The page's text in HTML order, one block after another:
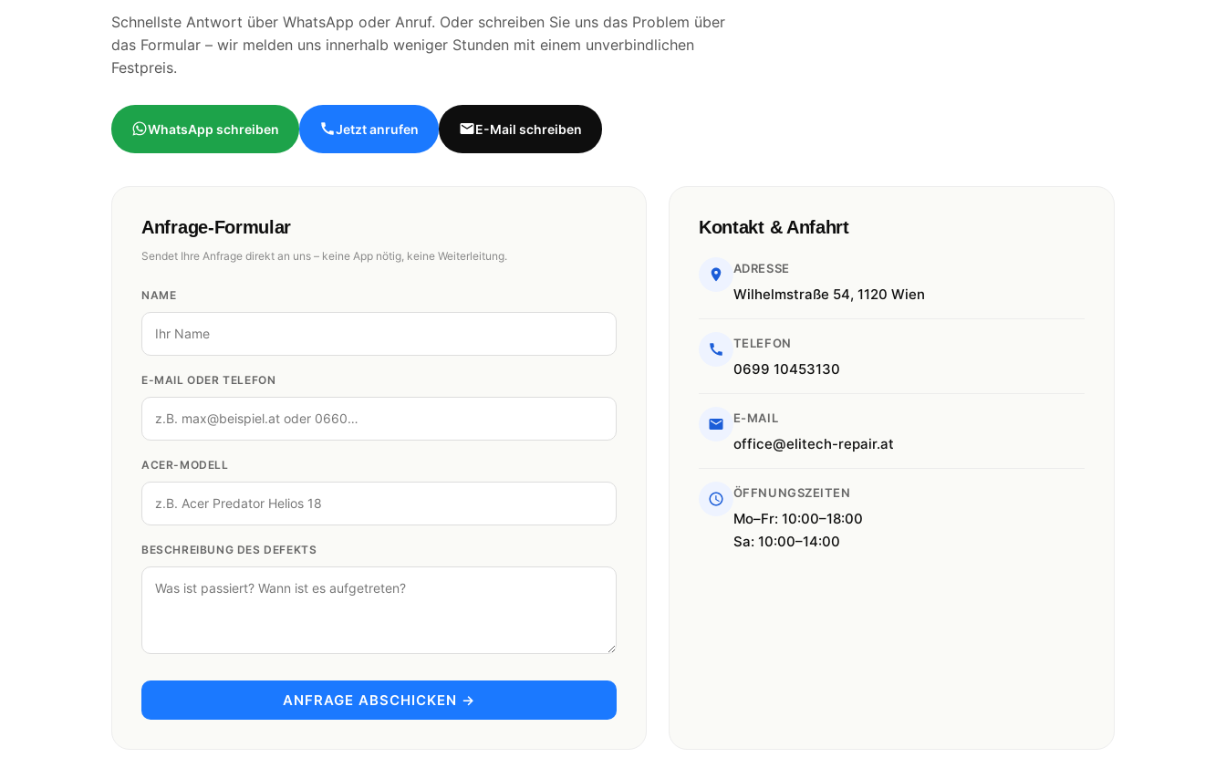
Schnellste Antwort über WhatsApp oder Anruf. Oder schreiben Sie uns das Problem über
das Formular – wir melden uns innerhalb weniger Stunden mit einem unverbindlichen
Festpreis.
WhatsApp schreiben Jetzt anrufen E-Mail schreiben
Anfrage-Formular
Sendet Ihre Anfrage direkt an uns – keine App nötig, keine Weiterleitung.
NAME
E-MAIL ODER TELEFON
ACER-MODELL
BESCHREIBUNG DES DEFEKTS
ANFRAGE ABSCHICKEN →
Kontakt & Anfahrt
ADRESSE
Wilhelmstraße 54, 1120 Wien
TELEFON
0699 10453130
E-MAIL
office@elitech-repair.at
ÖFFNUNGSZEITEN
Mo–Fr: 10:00–18:00
Sa: 10:00–14:00